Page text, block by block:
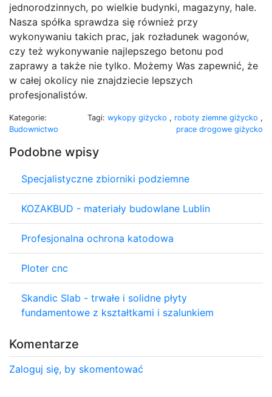
jednorodzinnych, po wielkie budynki, magazyny, hale.
Nasza spółka sprawdza się również przy
wykonywaniu takich prac, jak rozładunek wagonów,
czy też wykonywanie najlepszego betonu pod
zaprawy a także nie tylko. Możemy Was zapewnić, że
w całej okolicy nie znajdziecie lepszych
profesjonalistów.
Kategorie:
Budownictwo
Tagi: wykopy giżycko , roboty ziemne giżycko ,
prace drogowe giżycko
Podobne wpisy
Specjalistyczne zbiorniki podziemne
KOZAKBUD - materiały budowlane Lublin
Profesjonalna ochrona katodowa
Ploter cnc
Skandic Slab - trwałe i solidne płyty
fundamentowe z kształtkami i szalunkiem
Komentarze
Zaloguj się, by skomentować